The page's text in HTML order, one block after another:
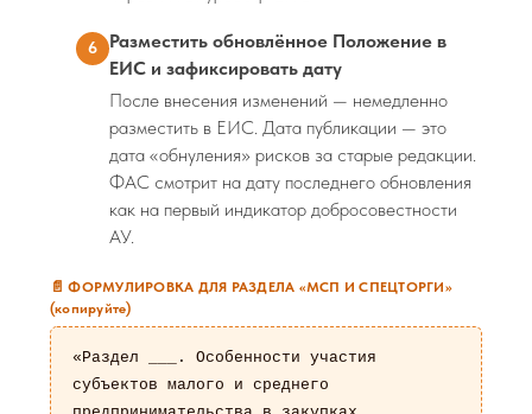
6
Разместить обновлённое Положение в
ЕИС и зафиксировать дату
После внесения изменений — немедленно
разместить в ЕИС. Дата публикации — это
дата «обнуления» рисков за старые редакции.
ФАС смотрит на дату последнего обновления
как на первый индикатор добросовестности
АУ.
📄 ФОРМУЛИРОВКА ДЛЯ РАЗДЕЛА «МСП И СПЕЦТОРГИ»
(копируйте)
«Раздел ___. Особенности участия
субъектов малого и среднего